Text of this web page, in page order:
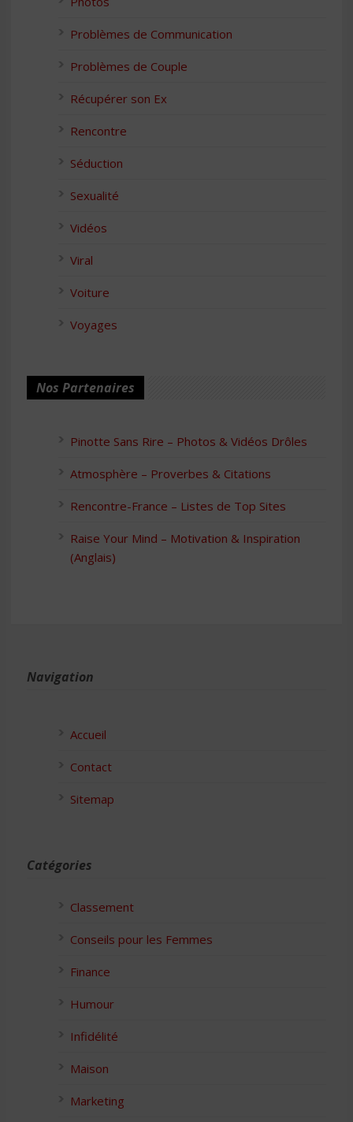
Problèmes de Communication
Problèmes de Couple
Récupérer son Ex
Rencontre
Séduction
Sexualité
Vidéos
Viral
Voiture
Voyages
Nos Partenaires
Pinotte Sans Rire – Photos & Vidéos Drôles
Atmosphère – Proverbes & Citations
Rencontre-France – Listes de Top Sites
Raise Your Mind – Motivation & Inspiration
(Anglais)
Navigation
Accueil
Contact
Sitemap
Catégories
Classement
Conseils pour les Femmes
Finance
Humour
Infidélité
Maison
Marketing